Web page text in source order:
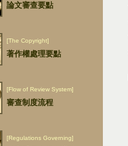
論文審查要點
[The Copyright]
著作權處理要點
[Flow of Review System]
審查制度流程
[Regulations Governing]